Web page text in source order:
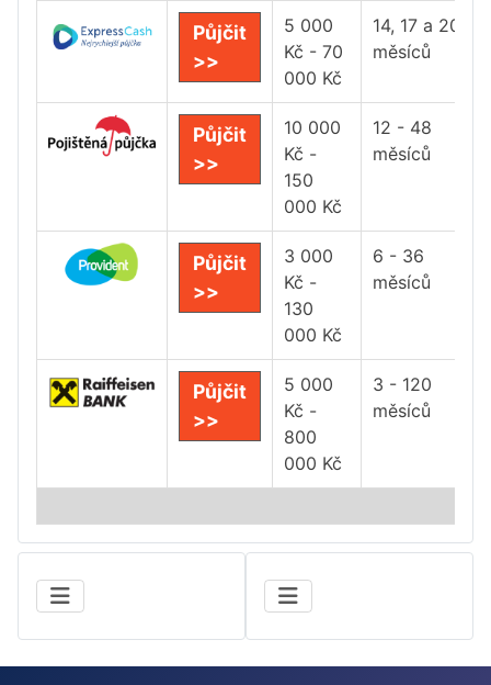
Půjčit
>>
5 000
Kč - 70
000 Kč
14, 17 a 20
měsíců
Půjčit
>>
10 000
Kč -
150
000 Kč
12 - 48
měsíců
Půjčit
>>
3 000
Kč -
130
000 Kč
6 - 36
měsíců
Půjčit
>>
5 000
Kč -
800
000 Kč
3 - 120
měsíců